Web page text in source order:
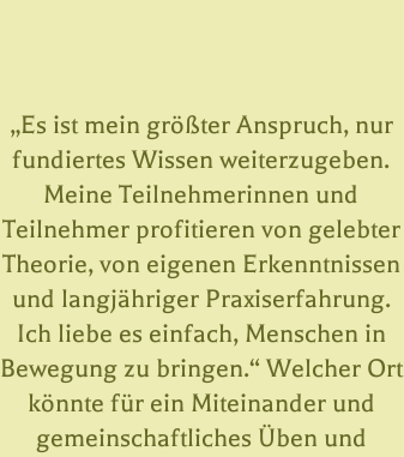
„Es ist mein größter Anspruch, nur
fundiertes Wissen weiterzugeben.
Meine Teilnehmerinnen und
Teilnehmer profitieren von gelebter
Theorie, von eigenen Erkenntnissen
und langjähriger Praxiserfahrung.
Ich liebe es einfach, Menschen in
Bewegung zu bringen.“ Welcher Ort
könnte für ein Miteinander und
gemeinschaftliches Üben und